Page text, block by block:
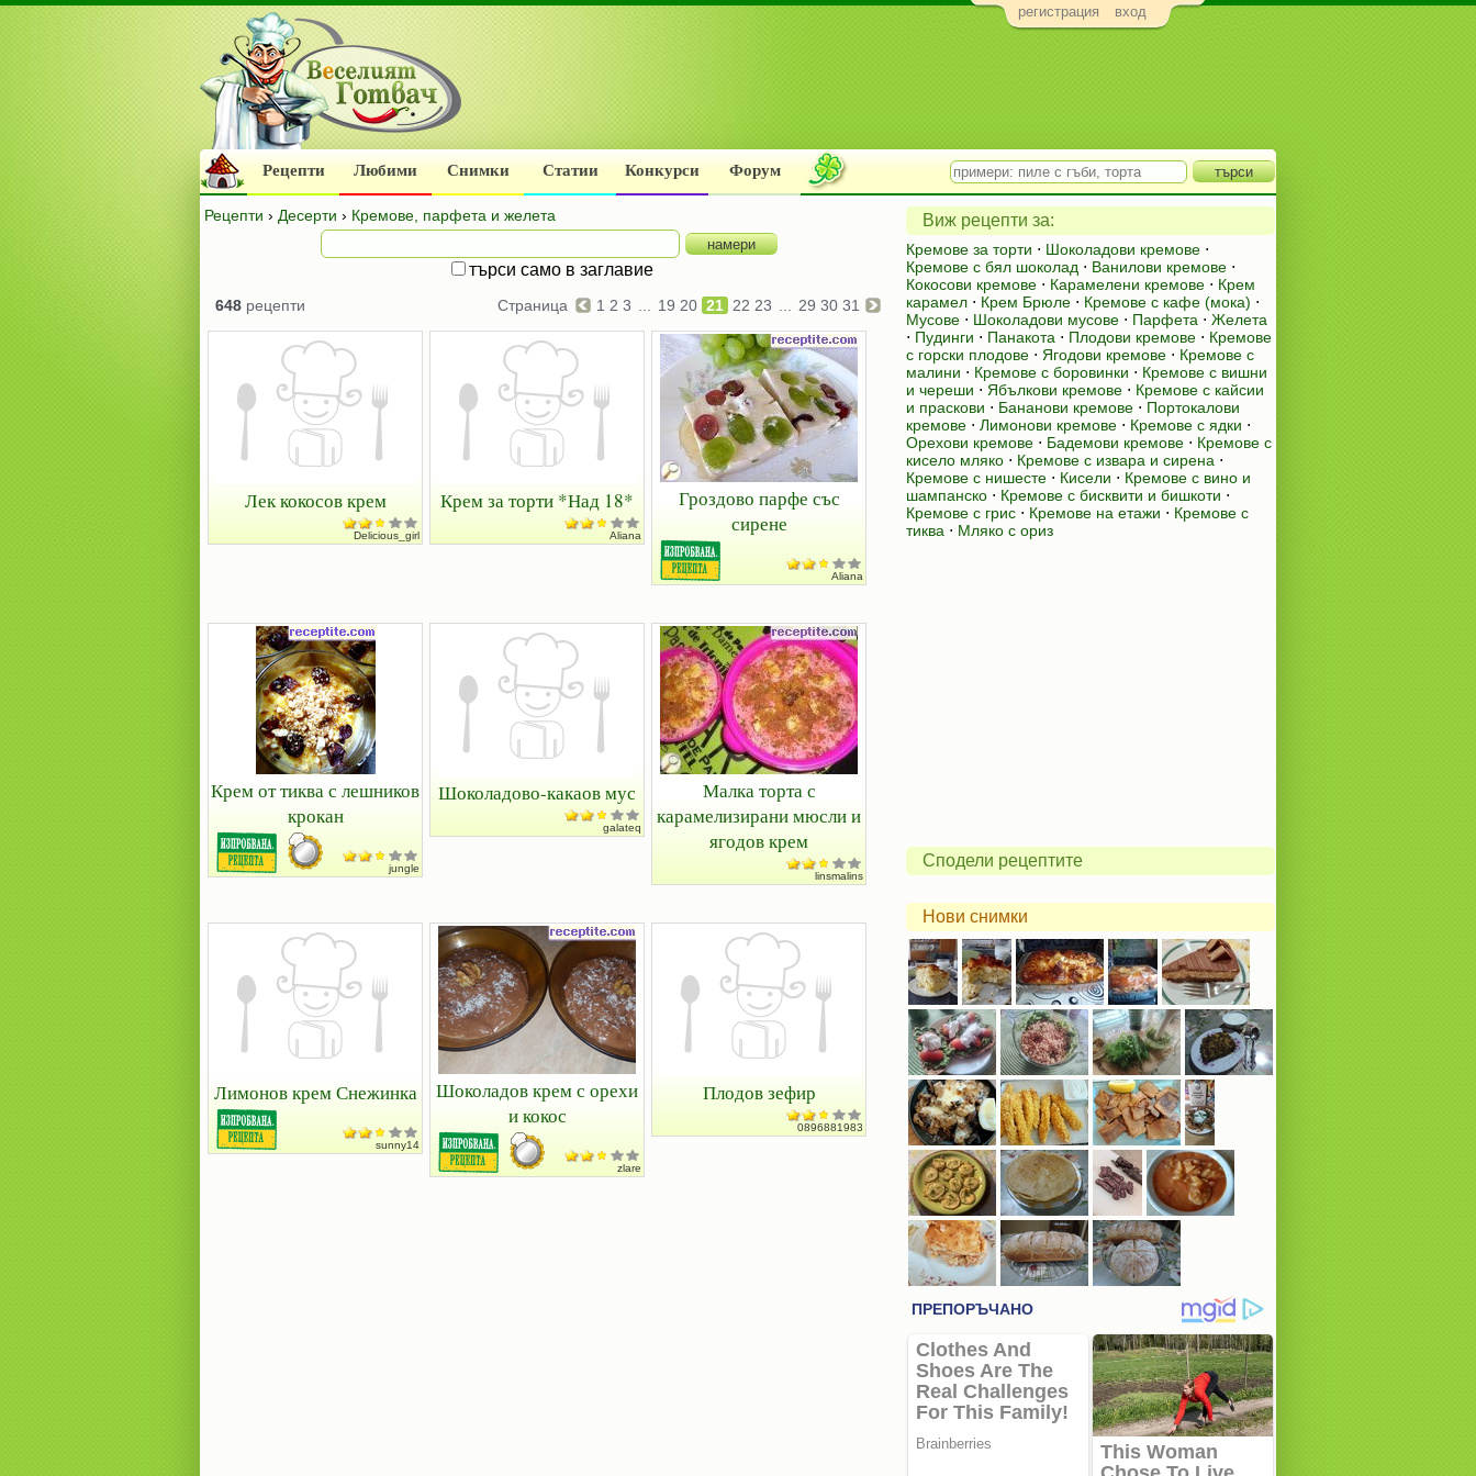
регистрация вход
Рецепти Любими Снимки Статии Конкурси Форум
Рецепти › Десерти › Кремове, парфета и желета
търси само в заглавие
648 рецепти Страница 1 2 3 19 20 21 22 23 29 30 31
Лек кокосов крем
Delicious_girl
Крем за торти *Над 18*
Aliana
Гроздово парфе със
сирене
Aliana
Крем от тиква с лешников
крокан
jungle
Шоколадово-какаов мус
galateq
Малка торта с
карамелизирани мюсли и
ягодов крем
linsmalins
Лимонов крем Снежинка
sunny14
Шоколадов крем с орехи
и кокос
zlare
Плодов зефир
0896881983
Виж рецепти за:
Кремове за торти ⋅ Шоколадови кремове ⋅
Кремове с бял шоколад ⋅ Ванилови кремове ⋅
Кокосови кремове ⋅ Карамелени кремове ⋅ Крем
карамел ⋅ Крем Брюле ⋅ Кремове с кафе (мока) ⋅
Мусове ⋅ Шоколадови мусове ⋅ Парфета ⋅ Желета
⋅ Пудинги ⋅ Панакота ⋅ Плодови кремове ⋅ Кремове
с горски плодове ⋅ Ягодови кремове ⋅ Кремове с
малини ⋅ Кремове с боровинки ⋅ Кремове с вишни
и череши ⋅ Ябълкови кремове ⋅ Кремове с кайсии
и праскови ⋅ Бананови кремове ⋅ Портокалови
кремове ⋅ Лимонови кремове ⋅ Кремове с ядки ⋅
Орехови кремове ⋅ Бадемови кремове ⋅ Кремове с
кисело мляко ⋅ Кремове с извара и сирена ⋅
Кремове с нишесте ⋅ Кисели ⋅ Кремове с вино и
шампанско ⋅ Кремове с бисквити и бишкоти ⋅
Кремове с грис ⋅ Кремове на етажи ⋅ Кремове с
тиква ⋅ Мляко с ориз
Сподели рецептите
Нови снимки